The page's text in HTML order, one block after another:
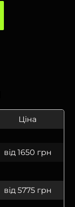
Ціна
від 1650 грн
від 5775 грн